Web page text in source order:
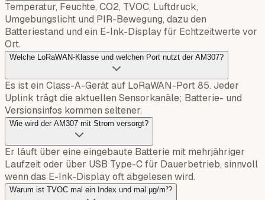
Temperatur, Feuchte, CO2, TVOC, Luftdruck,
Umgebungslicht und PIR-Bewegung, dazu den
Batteriestand und ein E-Ink-Display für Echtzeitwerte vor
Ort.
Welche LoRaWAN-Klasse und welchen Port nutzt der AM307?
Es ist ein Class-A-Gerät auf LoRaWAN-Port 85. Jeder
Uplink trägt die aktuellen Sensorkanäle; Batterie- und
Versionsinfos kommen seltener.
Wie wird der AM307 mit Strom versorgt?
Er läuft über eine eingebaute Batterie mit mehrjähriger
Laufzeit oder über USB Type-C für Dauerbetrieb, sinnvoll
wenn das E-Ink-Display oft abgelesen wird.
Warum ist TVOC mal ein Index und mal µg/m³?